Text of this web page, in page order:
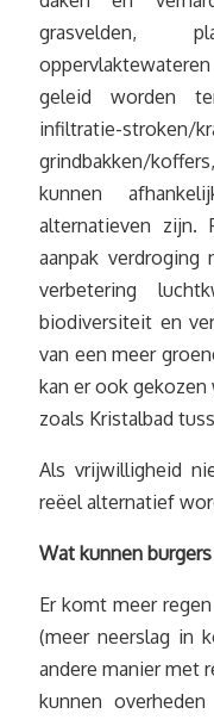
grasvelden,
geleid worden
infiltratie-
grindbakken/
kunnen
alternatieven zijn.
aanpak verdroging
verbetering
biodiversiteit en
van een meer
kan er ook gekozen
zoals Kristalbad
Als vrijwilligheid
reëel alternatief
Wat kunnen
Er komt meer
(meer neerslag in
andere manier met
kunnen